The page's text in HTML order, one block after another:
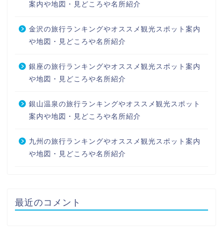
案内や地図・見どころや名所紹介
金沢の旅行ランキングやオススメ観光スポット案内
や地図・見どころや名所紹介
銀座の旅行ランキングやオススメ観光スポット案内
や地図・見どころや名所紹介
銀山温泉の旅行ランキングやオススメ観光スポット
案内や地図・見どころや名所紹介
九州の旅行ランキングやオススメ観光スポット案内
や地図・見どころや名所紹介
最近のコメント